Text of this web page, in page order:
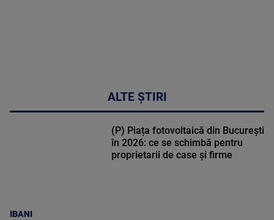
ALTE ȘTIRI
IBANI
(P) Piața fotovoltaică din București
în 2026: ce se schimbă pentru
proprietarii de case și firme